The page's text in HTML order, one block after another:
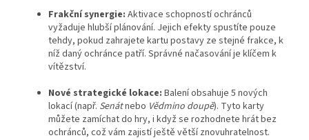
Frakční synergie: Aktivace schopností ochránců
vyžaduje hlubší plánování. Jejich efekty spustíte pouze
tehdy, pokud zahrajete kartu postavy ze stejné frakce, k
níž daný ochránce patří. Správné načasování je klíčem k
vítězství.
Nové strategické lokace: Balení obsahuje 5 nových
lokací (např. Senátnebo Vědmino doupě). Tyto karty
můžete zamíchat do hry, i když se rozhodnete hrát bez
ochránců, což vám zajistí ještě větší znovuhratelnost.